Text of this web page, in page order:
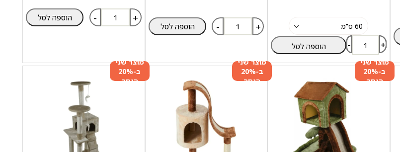
- + הוספה לסל
- + הוספה לסל
- + הוספה לסל
מוצר שני
ב-20%
הנחה
מוצר שני
ב-20%
הנחה
מוצר שני
ב-20%
הנחה